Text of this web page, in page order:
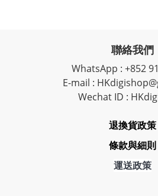
聯絡我們
WhatsApp : +852
E-mail :
Wechat ID :
退換貨政策
條款與細則
運送政策